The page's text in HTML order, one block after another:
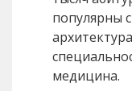
популярны
медицина.